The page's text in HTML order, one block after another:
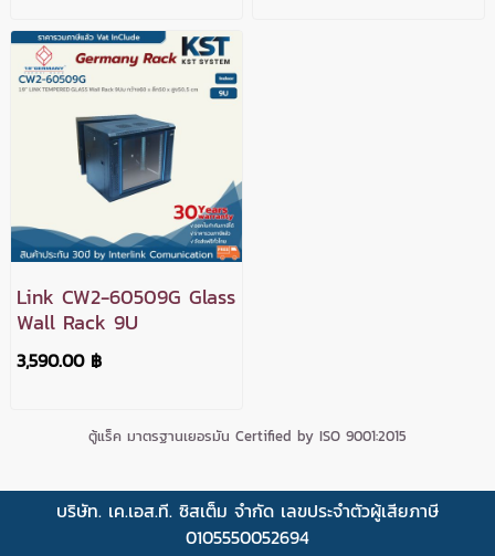
Link CW2-60509G Glass
Wall Rack 9U
3,590.00 ฿
ตู้แร็ค มาตรฐานเยอรมัน Certified by ISO 9001:2015
บริษัท. เค.เอส.ที. ซิสเต็ม จำกัด เลขประจำตัวผู้เสียภาษี
0105550052694